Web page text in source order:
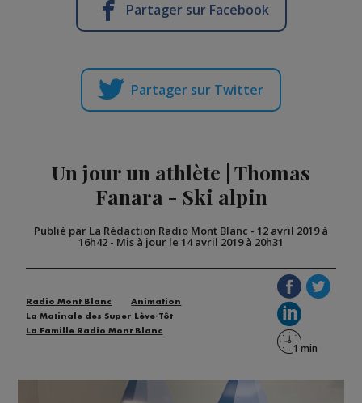
Partager sur Facebook
Partager sur Twitter
Un jour un athlète | Thomas
Fanara - Ski alpin
Publié par La Rédaction Radio Mont Blanc - 12 avril 2019 à
16h42 - Mis à jour le 14 avril 2019 à 20h31
Radio Mont Blanc
Animation
La Matinale des Super Lève-Tôt
La Famille Radio Mont Blanc